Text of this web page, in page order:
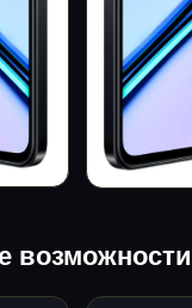
возможности